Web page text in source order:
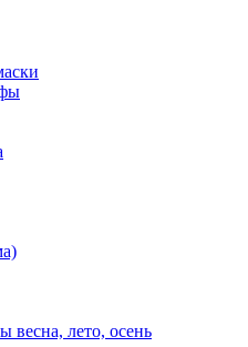
весна, лето, осень